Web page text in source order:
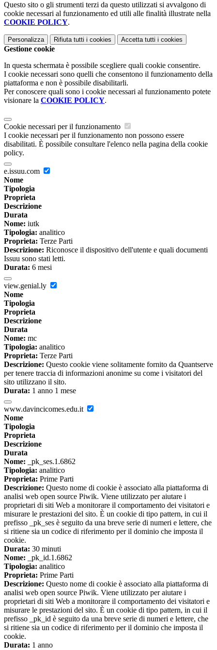
Questo sito o gli strumenti terzi da questo utilizzati si avvalgono di
cookie necessari al funzionamento ed utili alle finalità illustrate nella
COOKIE POLICY.
Personalizza Rifiuta tutti i cookies Accetta tutti i cookies
Gestione cookie
In questa schermata è possibile scegliere quali cookie consentire.
I cookie necessari sono quelli che consentono il funzionamento della
piattaforma e non è possibile disabilitarli.
Per conoscere quali sono i cookie necessari al funzionamento potete
visionare la COOKIE POLICY.
Cookie necessari per il funzionamento
I cookie necessari per il funzionamento non possono essere
disabilitati. È possibile consultare l'elenco nella pagina della cookie
policy.
e.issuu.com
Nome
Tipologia
Proprieta
Descrizione
Durata
Nome: iutk
Tipologia: analitico
Proprieta: Terze Parti
Descrizione: Riconosce il dispositivo dell'utente e quali documenti
Issuu sono stati letti.
Durata: 6 mesi
view.genial.ly
Nome
Tipologia
Proprieta
Descrizione
Durata
Nome: mc
Tipologia: analitico
Proprieta: Terze Parti
Descrizione: Questo cookie viene solitamente fornito da Quantserve
per tenere traccia di informazioni anonime su come i visitatori del
sito utilizzano il sito.
Durata: 1 anno 1 mese
www.davincicomes.edu.it
Nome
Tipologia
Proprieta
Descrizione
Durata
Nome: _pk_ses.1.6862
Tipologia: analitico
Proprieta: Prime Parti
Descrizione: Questo nome di cookie è associato alla piattaforma di
analisi web open source Piwik. Viene utilizzato per aiutare i
proprietari di siti Web a monitorare il comportamento dei visitatori e
misurare le prestazioni del sito. È un cookie di tipo pattern, in cui il
prefisso _pk_ses è seguito da una breve serie di numeri e lettere, che
si ritiene sia un codice di riferimento per il dominio che imposta il
cookie.
Durata: 30 minuti
Nome: _pk_id.1.6862
Tipologia: analitico
Proprieta: Prime Parti
Descrizione: Questo nome di cookie è associato alla piattaforma di
analisi web open source Piwik. Viene utilizzato per aiutare i
proprietari di siti Web a monitorare il comportamento dei visitatori e
misurare le prestazioni del sito. È un cookie di tipo pattern, in cui il
prefisso _pk_id è seguito da una breve serie di numeri e lettere, che
si ritiene sia un codice di riferimento per il dominio che imposta il
cookie.
Durata: 1 anno